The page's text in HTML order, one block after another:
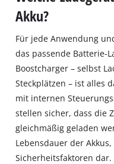
Akku?
Für jede Anwendung
das passende Batterie-
Boostcharger – selbst
Steckplätzen – ist alles
mit internen
stellen sicher, dass die
gleichmäßig geladen
Lebensdauer der
Sicherheitsfaktoren